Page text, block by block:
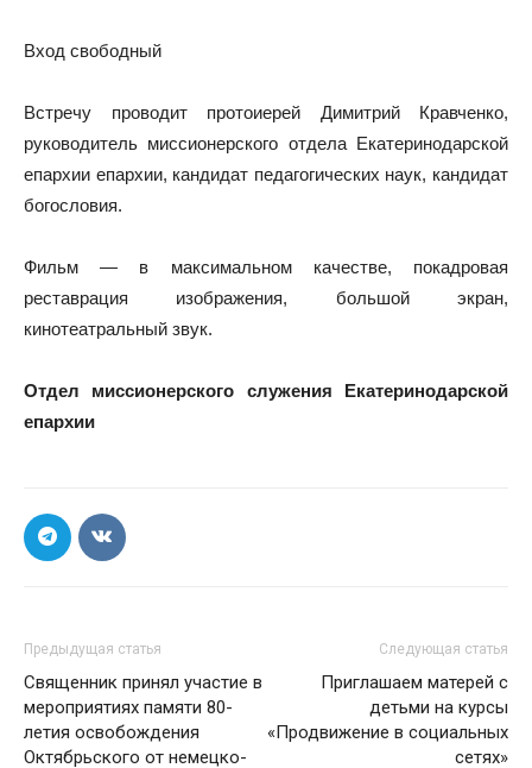
Вход свободный
Встречу проводит протоиерей Димитрий Кравченко,
руководитель миссионерского отдела Екатеринодарской
епархии епархии, кандидат педагогических наук, кандидат
богословия.
Фильм — в максимальном качестве, покадровая
реставрация изображения, большой экран,
кинотеатральный звук.
Отдел миссионерского служения Екатеринодарской
епархии
Предыдущая статья
Священник принял участие в
мероприятиях памяти 80-
летия освобождения
Октябрьского от немецко-
Следующая статья
Приглашаем матерей с
детьми на курсы
«Продвижение в социальных
сетях»